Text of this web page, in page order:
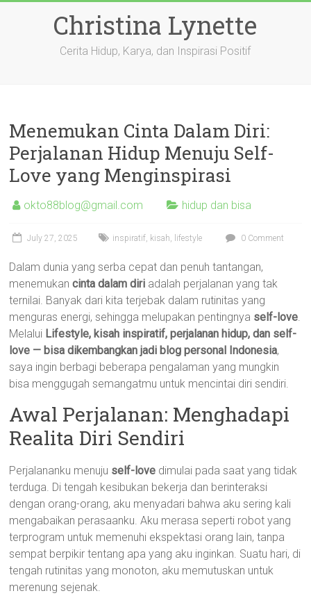
Christina Lynette
Cerita Hidup, Karya, dan Inspirasi Positif
Menemukan Cinta Dalam Diri:
Perjalanan Hidup Menuju Self-
Love yang Menginspirasi
okto88blog@gmail.com hidup dan bisa
July 27, 2025 inspiratif, kisah, lifestyle 0 Comment
Dalam dunia yang serba cepat dan penuh tantangan,
menemukancinta dalam diri adalah perjalanan yang tak
ternilai. Banyak dari kita terjebak dalam rutinitas yang
menguras energi, sehingga melupakan pentingnya self-love.
Melalui Lifestyle, kisah inspiratif, perjalanan hidup, dan self-
love — bisa dikembangkan jadi blog personal Indonesia,
saya ingin berbagi beberapa pengalaman yang mungkin
bisa menggugah semangatmu untuk mencintai diri sendiri.
Awal Perjalanan: Menghadapi
Realita Diri Sendiri
Perjalananku menuju self-love dimulai pada saat yang tidak
terduga. Di tengah kesibukan bekerja dan berinteraksi
dengan orang-orang, aku menyadari bahwa aku sering kali
mengabaikan perasaanku. Aku merasa seperti robot yang
terprogram untuk memenuhi ekspektasi orang lain, tanpa
sempat berpikir tentang apa yang aku inginkan. Suatu hari, di
tengah rutinitas yang monoton, aku memutuskan untuk
merenung sejenak.